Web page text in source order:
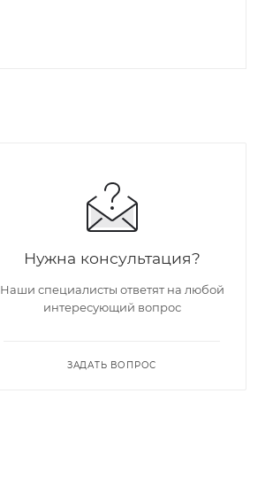
Нужна консультация?
Наши специалисты ответят на любой
интересующий вопрос
ЗАДАТЬ ВОПРОС